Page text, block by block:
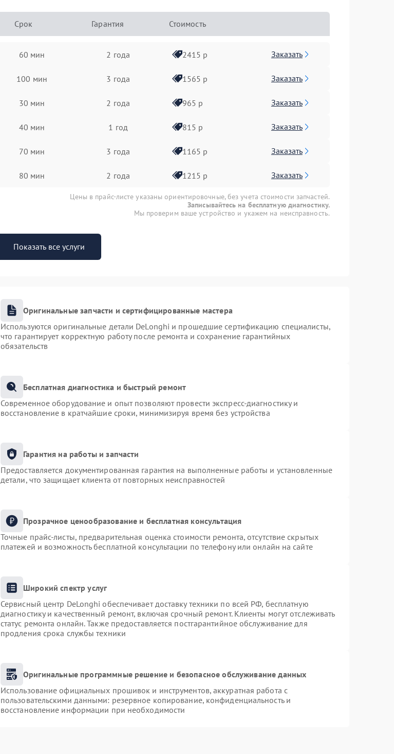
Срок Гарантия Стоимость
60 мин 2 года 2415 р Заказать
100 мин 3 года 1565 р Заказать
30 мин 2 года 965 р Заказать
40 мин 1 год 815 р Заказать
70 мин 3 года 1165 р Заказать
80 мин 2 года 1215 р Заказать
Цены в прайс-листе указаны ориентировочные, без учета стоимости запчастей.
Записывайтесь на бесплатную диагностику.
Мы проверим ваше устройство и укажем на неисправность.
Показать все услуги
Оригинальные запчасти и сертифицированные мастера
Используются оригинальные детали DeLonghi и прошедшие сертификацию специалисты,
что гарантирует корректную работу после ремонта и сохранение гарантийных
обязательств
Бесплатная диагностика и быстрый ремонт
Современное оборудование и опыт позволяют провести экспресс-диагностику и
восстановление в кратчайшие сроки, минимизируя время без устройства
Гарантия на работы и запчасти
Предоставляется документированная гарантия на выполненные работы и установленные
детали, что защищает клиента от повторных неисправностей
Прозрачное ценообразование и бесплатная консультация
Точные прайс-листы, предварительная оценка стоимости ремонта, отсутствие скрытых
платежей и возможность бесплатной консультации по телефону или онлайн на сайте
Широкий спектр услуг
Сервисный центр DeLonghi обеспечивает доставку техники по всей РФ, бесплатную
диагностику и качественный ремонт, включая срочный ремонт. Клиенты могут отслеживать
статус ремонта онлайн. Также предоставляется постгарантийное обслуживание для
продления срока службы техники
Оригинальные программные решение и безопасное обслуживание данных
Использование официальных прошивок и инструментов, аккуратная работа с
пользовательскими данными: резервное копирование, конфиденциальность и
восстановление информации при необходимости